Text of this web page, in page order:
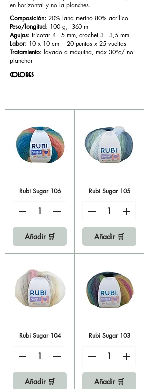
en horizontal y no la planches.
Composición: 20% lana merino 80% acrílico
Peso/longitud: 100 g, 360 m
Agujas: tricotar 4 - 5 mm, crochet 3 - 3,5 mm
Labor: 10 x 10 cm = 20 puntos x 25 vueltas
Tratamiento: lavado a máquina, máx 30°c/ no
planchar
colores
Rubi Sugar 106
Añadir 🛒
Rubi Sugar 105
Añadir 🛒
Rubi Sugar 104
Añadir 🛒
Rubi Sugar 103
Añadir 🛒